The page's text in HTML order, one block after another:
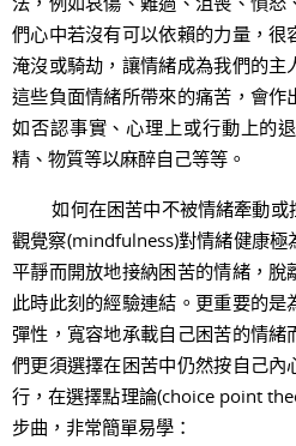
們心中若沒有可以依賴的力量，很
淹沒或騎劫，讓情緒成為我們的
這些負面情緒所帶來的痛苦，會作
如否認事實、心理上或行動上的
精、物質等以麻醉自己等等。
如何在困苦中不被情緒牽動或
觀覺察(mindfulness)對情緒健康
平靜而開放地接納困苦的情緒，
此時此刻的經驗連結。更重要的
彈性，寬容地承載自己困苦的情
們更須選擇在困苦中仍然按自己
行，在選擇點理論(choice point
步曲，非常簡單易學：